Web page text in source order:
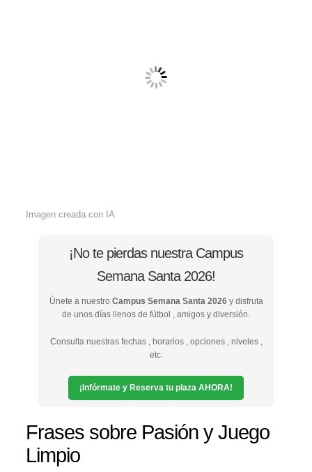
Imagen creada con IA
¡No te pierdas nuestra Campus
Semana Santa 2026!
Únete a nuestro Campus Semana Santa 2026 y disfruta
de unos días llenos de fútbol , amigos y diversión.
Consulta nuestras fechas , horarios , opciones , niveles ,
etc.
¡Infórmate y Reserva tu plaza AHORA!
Frases sobre Pasión y Juego
Limpio